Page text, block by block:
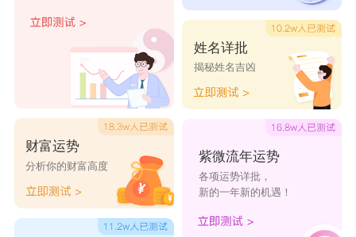
一世不弃、一辈子保护你 | 一辈子赖着你、一笑倾
城 | 一梦南柯、募然回首时 | 灯火阑珊处、内局者
陷ら | 旁观者恋ら、失于心 | 止于命、许你一时|伴
我一生、我不是高富帅@|我不是白富美@、深海溺
心 | 浅岛溺人、灯火再阑珊 fre°|等你也甘愿 wat°、
初夏 | 深秋、拾，模糊记忆 | 取，以往过去。
财富运势
分析你的财富高度
姓名详批
揭秘姓名吉凶
紫微流年运势
各项运势详批，
新的一年新的机遇！